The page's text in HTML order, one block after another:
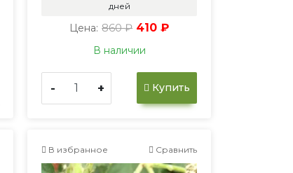
дней
Цена: 860 ₽ 410 ₽
В наличии
- + Купить
В избранное Сравнить